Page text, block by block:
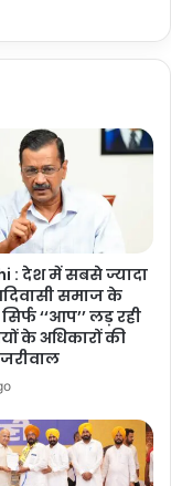
: देश में सबसे ज्यादा
समाज के
‘‘आप’’ लड़ रही
के अधिकारों की